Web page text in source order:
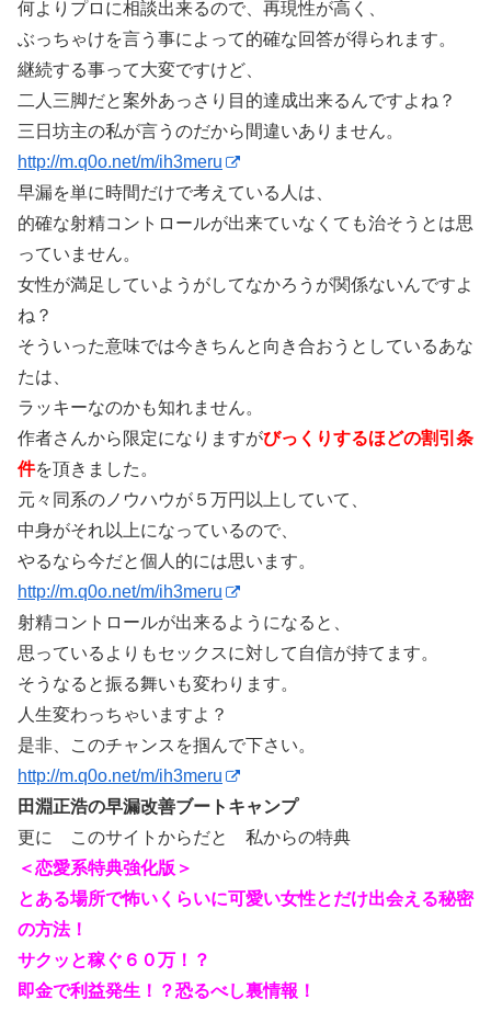
何よりプロに相談出来るので、再現性が高く、
ぶっちゃけを言う事によって的確な回答が得られます。
継続する事って大変ですけど、
二人三脚だと案外あっさり目的達成出来るんですよね？
三日坊主の私が言うのだから間違いありません。
http://m.q0o.net/m/ih3meru
早漏を単に時間だけで考えている人は、
的確な射精コントロールが出来ていなくても治そうとは思
っていません。
女性が満足していようがしてなかろうが関係ないんですよ
ね？
そういった意味では今きちんと向き合おうとしているあな
たは、
ラッキーなのかも知れません。
作者さんから限定になりますがびっくりするほどの割引条
件を頂きました。
元々同系のノウハウが５万円以上していて、
中身がそれ以上になっているので、
やるなら今だと個人的には思います。
http://m.q0o.net/m/ih3meru
射精コントロールが出来るようになると、
思っているよりもセックスに対して自信が持てます。
そうなると振る舞いも変わります。
人生変わっちゃいますよ？
是非、このチャンスを掴んで下さい。
http://m.q0o.net/m/ih3meru
田淵正浩の早漏改善ブートキャンプ
更に このサイトからだと 私からの特典
＜恋愛系特典強化版＞
とある場所で怖いくらいに可愛い女性とだけ出会える秘密
の方法！
サクッと稼ぐ６０万！？
即金で利益発生！？恐るべし裏情報！